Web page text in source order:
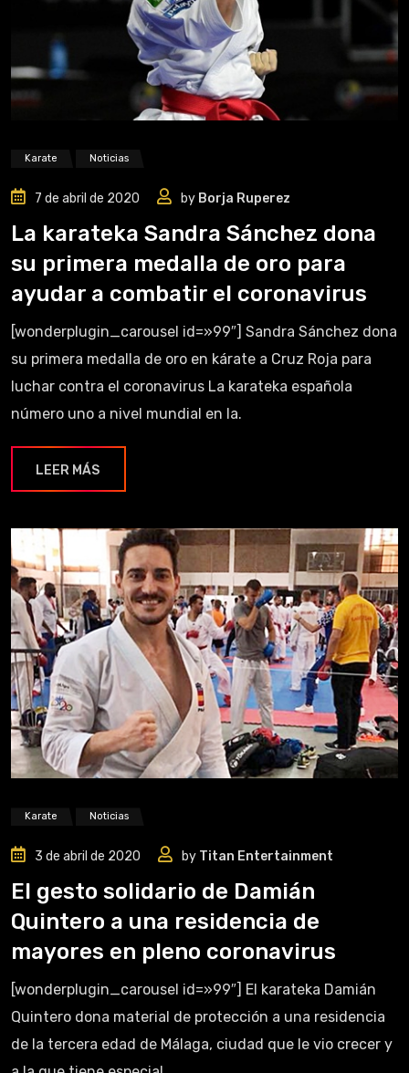
Karate Noticias
7 de abril de 2020 by Borja Ruperez
La karateka Sandra Sánchez dona
su primera medalla de oro para
ayudar a combatir el coronavirus
[wonderplugin_carousel id=»99″] Sandra Sánchez dona
su primera medalla de oro en kárate a Cruz Roja para
luchar contra el coronavirus La karateka española
número uno a nivel mundial en la.
LEER MÁS
Karate Noticias
3 de abril de 2020 by Titan Entertainment
El gesto solidario de Damián
Quintero a una residencia de
mayores en pleno coronavirus
[wonderplugin_carousel id=»99″] El karateka Damián
Quintero dona material de protección a una residencia
de la tercera edad de Málaga, ciudad que le vio crecer y